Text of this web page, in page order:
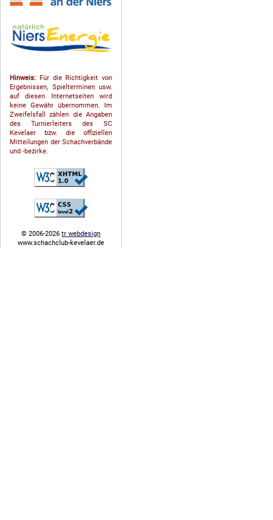
Hinweis: Für die Richtigkeit von
Ergebnissen, Spielterminen usw.
auf diesen Internetseiten wird
keine Gewähr übernommen. Im
Zweifelsfall zählen die Angaben
des Turnierleiters des SC
Kevelaer bzw. die offiziellen
Mitteilungen der Schach­ver­bände
und -bezirke.
© 2006-2026 tr webdesign
www.schachclub-kevelaer.de